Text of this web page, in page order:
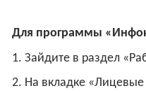
Для программы
1. Зайдите в раздел
2. На вкладке